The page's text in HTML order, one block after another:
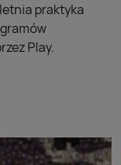
praktyka
Play.